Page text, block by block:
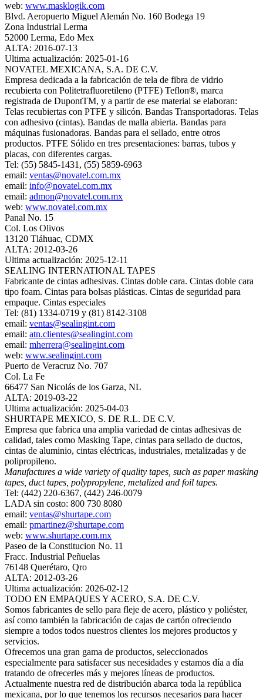
web: www.masklogik.com
Blvd. Aeropuerto Miguel Alemán No. 160 Bodega 19
Zona Industrial Lerma
52000 Lerma, Edo Mex
ALTA: 2016-07-13
Ultima actualización: 2025-01-16
NOVATEL MEXICANA, S.A. DE C.V.
Empresa dedicada a la fabricación de tela de fibra de vidrio
recubierta con Politetrafluoretileno (PTFE) Teflon®, marca
registrada de DupontTM, y a partir de ese material se elaboran:
Telas recubiertas con PTFE y silicón. Bandas Transportadoras. Telas
con adhesivo (cintas). Bandas de malla abierta. Bandas para
máquinas fusionadoras. Bandas para el sellado, entre otros
productos. PTFE Sólido en tres presentaciones: barras, tubos y
placas, con diferentes cargas.
Tel: (55) 5845-1431, (55) 5859-6963
email: ventas@novatel.com.mx
email: info@novatel.com.mx
email: admon@novatel.com.mx
web: www.novatel.com.mx
Panal No. 15
Col. Los Olivos
13120 Tláhuac, CDMX
ALTA: 2012-03-26
Ultima actualización: 2025-12-11
SEALING INTERNATIONAL TAPES
Fabricante de cintas adhesivas. Cintas doble cara. Cintas doble cara
tipo foam. Cintas para bolsas plásticas. Cintas de seguridad para
empaque. Cintas especiales
Tel: (81) 1334-0719 y (81) 8142-3108
email: ventas@sealingint.com
email: atn.clientes@sealingint.com
email: mherrera@sealingint.com
web: www.sealingint.com
Puerto de Veracruz No. 707
Col. La Fe
66477 San Nicolás de los Garza, NL
ALTA: 2019-03-22
Ultima actualización: 2025-04-03
SHURTAPE MEXICO, S. DE R.L. DE C.V.
Empresa que fabrica una amplia variedad de cintas adhesivas de
calidad, tales como Masking Tape, cintas para sellado de ductos,
cintas de aluminio, cintas eléctricas, industriales, metalizadas y de
polipropileno.
Manufactures a wide variety of quality tapes, such as paper masking
tapes, duct tapes, polypropylene, metalized and foil tapes.
Tel: (442) 220-6367, (442) 246-0079
LADA sin costo: 800 730 8080
email: ventas@shurtape.com
email: pmartinez@shurtape.com
web: www.shurtape.com.mx
Paseo de la Constitucion No. 11
Fracc. Industrial Peñuelas
76148 Querétaro, Qro
ALTA: 2012-03-26
Ultima actualización: 2026-02-12
TODO EN EMPAQUES Y ACERO, S.A. DE C.V.
Somos fabricantes de sello para fleje de acero, plástico y poliéster,
así como también la fabricación de cajas de cartón ofreciendo
siempre a todos todos nuestros clientes los mejores productos y
servicios.
Ofrecemos una gran gama de productos, seleccionados
especialmente para satisfacer sus necesidades y estamos día a día
tratando de ofrecerles más y mejores líneas de productos.
Actualmente nuestra red de distribución abarca toda la república
mexicana, por lo que tenemos los recursos necesarios para hacer